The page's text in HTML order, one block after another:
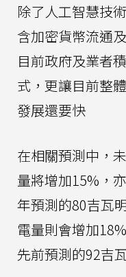
除了人工智慧技
含加密貨幣流通
目前政府及業者
式，更讓目前整
發展還要快
在相關預測中，
量將增加15%，
年預測的80吉瓦
電量則會增加
先前預測的92吉